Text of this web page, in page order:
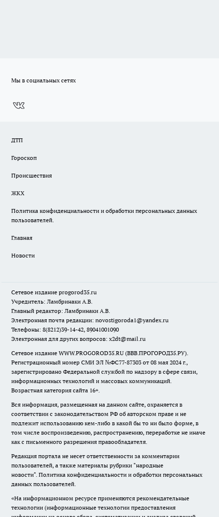
Мы в социальных сетях
ДТП
Гороскоп
Происшествия
ЖКХ
Политика конфиденциальности и обработки персональных данных
пользователей.
Главная
Новости
Сетевое издание progorod35.ru
Учредитель: Ламбринаки А.В.
Главный редактор: Ламбринаки А.В.
Электронная почта редакции: novostigoroda1@yandex.ru
Телефоны: 8(8212)39-14-42, 89041001090
Электронная для других вопросов: x2dt@mail.ru
Сетевое издание WWW.PROGOROD35.RU (ВВВ.ПРОГОРОД35.РУ).
Регистрационный номер СМИ ЭЛ №ФС77-87303 от 08 мая 2024 г.,
зарегистрировано Федеральной службой по надзору в сфере связи,
информационных технологий и массовых коммуникаций.
Возрастная категория сайта 16+.
Вся информация, размещенная на данном сайте, охраняется в
соответствии с законодательством РФ об авторском праве и не
подлежит использованию кем-либо в какой бы то ни было форме, в
том числе воспроизведению, распространению, переработке не иначе
как с письменного разрешения правообладателя.
Редакция портала не несет ответственности за комментарии
пользователей, а также материалы рубрики "народные
новости". Политика конфиденциальности и обработки персональных
данных пользователей.
«На информационном ресурсе применяются рекомендательные
технологии (информационные технологии предоставления